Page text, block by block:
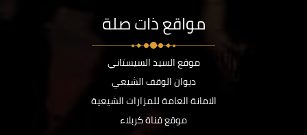
مواقع ذات صلة
موقع السيد السيستاني
ديوان الوقف الشيعي
الامانة العامة للمزارات الشيعية
موقع قناة كربلاء